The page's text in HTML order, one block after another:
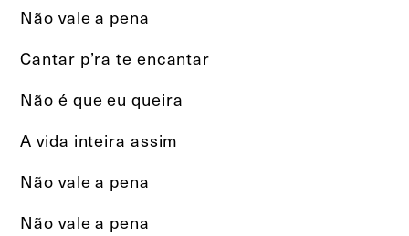
Não vale a pena
Cantar p’ra te encantar
Não é que eu queira
A vida inteira assim
Não vale a pena
Não vale a pena